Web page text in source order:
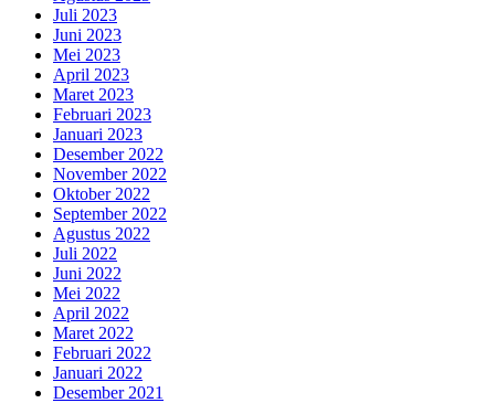
Juli 2023
Juni 2023
Mei 2023
April 2023
Maret 2023
Februari 2023
Januari 2023
Desember 2022
November 2022
Oktober 2022
September 2022
Agustus 2022
Juli 2022
Juni 2022
Mei 2022
April 2022
Maret 2022
Februari 2022
Januari 2022
Desember 2021